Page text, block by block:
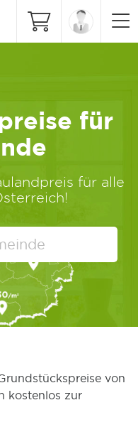
für
für alle
von
kostenlos zur